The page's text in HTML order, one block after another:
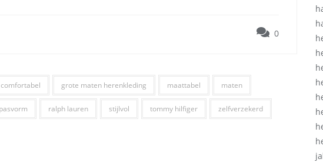
0
comfortabel grote maten herenkleding maattabel maten
pasvorm ralph lauren stijlvol tommy hilfiger zelfverzekerd